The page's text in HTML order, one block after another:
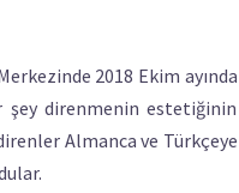
2018 Ekim ayında
şey direnmenin estetiğinin
Almanca ve Türkçeye